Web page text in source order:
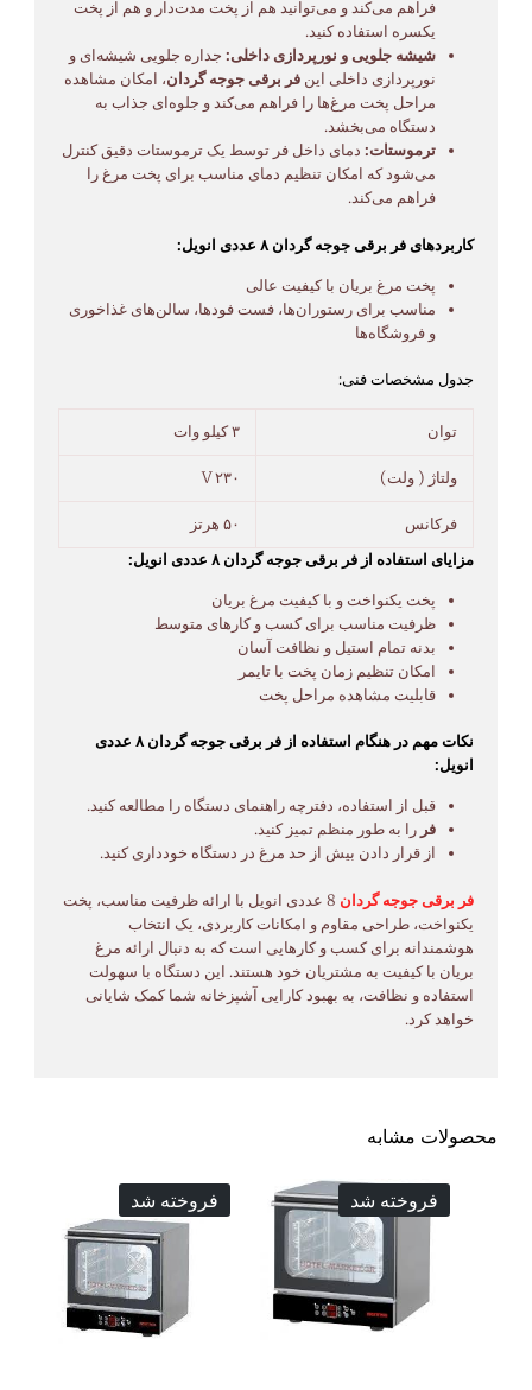
فراهم می‌کند و می‌توانید هم از پخت مدت‌دار و هم از پخت
یکسره استفاده کنید.
شیشه جلویی و نورپردازی داخلی: جداره جلویی شیشه‌ای و
نورپردازی داخلی اینفر برقی جوجه گردان، امکان مشاهده
مراحل پخت مرغ‌ها را فراهم می‌کند و جلوه‌ای جذاب به
دستگاه می‌بخشد.
ترموستات: دمای داخل فر توسط یک ترموستات دقیق کنترل
می‌شود که امکان تنظیم دمای مناسب برای پخت مرغ را
فراهم می‌کند.
کاربردهای فر برقی جوجه گردان ۸ عددی انویل:
پخت مرغ بریان با کیفیت عالی
مناسب برای رستوران‌ها، فست فودها، سالن‌های غذاخوری
و فروشگاه‌ها
جدول مشخصات فنی:
توان ۳ کیلو وات
ولتاژ ( ولت) ۲۳۰ V
فرکانس
۵۰ هرتز
مزایای استفاده از فر برقی جوجه گردان ۸ عددی انویل:
پخت یکنواخت و با کیفیت مرغ بریان
ظرفیت مناسب برای کسب و کارهای متوسط
بدنه تمام استیل و نظافت آسان
امکان تنظیم زمان پخت با تایمر
قابلیت مشاهده مراحل پخت
نکات مهم در هنگام استفاده از فر برقی جوجه گردان ۸ عددی
انویل:
قبل از استفاده، دفترچه راهنمای دستگاه را مطالعه کنید.
فر را به طور منظم تمیز کنید.
از قرار دادن بیش از حد مرغ در دستگاه خودداری کنید.
فر برقی جوجه گردان
8 عددی انویل با ارائه ظرفیت مناسب، پخت
یکنواخت، طراحی مقاوم و امکانات کاربردی، یک انتخاب
هوشمندانه برای کسب و کارهایی است که به دنبال ارائه مرغ
بریان با کیفیت به مشتریان خود هستند. این دستگاه با سهولت
استفاده و نظافت، به بهبود کارایی آشپزخانه شما کمک شایانی
خواهد کرد.
محصولات مشابه
فروخته شد فروخته شد